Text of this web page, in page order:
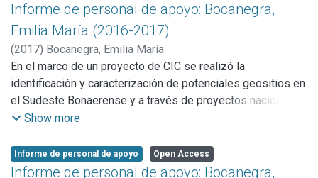
Informe de personal de apoyo: Bocanegra,
Emilia María (2016-2017)
(2017) Bocanegra, Emilia María
En el marco de un proyecto de CIC se realizó la
identificación y caracterización de potenciales geositios en
el Sudeste Bonaerense y a través de proyectos nacionales
(PICT y UNMDP) e internacionales (OIEA), se realizó un
implicancia en las reservas del acuífero de Mar del Plata,
con aplicación de técnicas hidroquímicas e isotópicas se
Show more
Informe de personal de apoyo Open Access
Informe de personal de apoyo: Bocanegra,